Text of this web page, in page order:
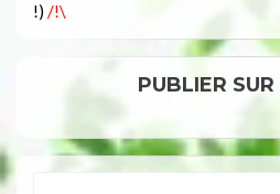
!) /!\
PUBLIER